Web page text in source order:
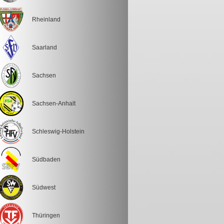
Rheinland
Saarland
Sachsen
Sachsen-Anhalt
Schleswig-Holstein
Südbaden
Südwest
Thüringen